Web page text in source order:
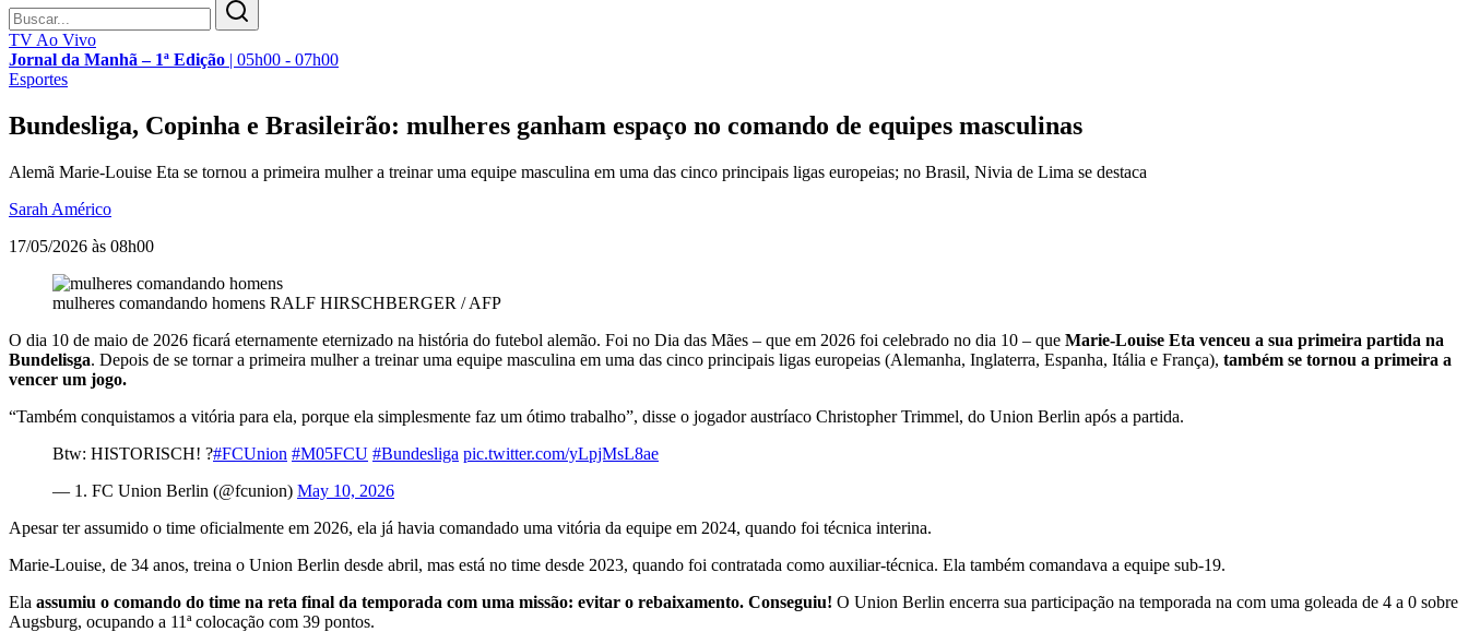
TV Ao Vivo
Jornal da Manhã – 1ª Edição | 05h00 - 07h00
Esportes
Bundesliga, Copinha e Brasileirão: mulheres ganham espaço no comando de equipes masculinas
Alemã Marie-Louise Eta se tornou a primeira mulher a treinar uma equipe masculina em uma das cinco principais ligas europeias; no Brasil, Nivia de Lima se destaca
Sarah Américo
17/05/2026 às 08h00
mulheres comandando homens RALF HIRSCHBERGER / AFP
O dia 10 de maio de 2026 ficará eternamente eternizado na história do futebol alemão. Foi no Dia das Mães – que em 2026 foi celebrado no dia 10 – que Marie-Louise Eta venceu a sua primeira partida na
Bundelisga. Depois de se tornar a primeira mulher a treinar uma equipe masculina em uma das cinco principais ligas europeias (Alemanha, Inglaterra, Espanha, Itália e França), também se tornou a primeira a
vencer um jogo.
“Também conquistamos a vitória para ela, porque ela simplesmente faz um ótimo trabalho”, disse o jogador austríaco Christopher Trimmel, do Union Berlin após a partida.
Btw: HISTORISCH! ?#FCUnion #M05FCU #Bundesliga pic.twitter.com/yLpjMsL8ae
— 1. FC Union Berlin (@fcunion) May 10, 2026
Apesar ter assumido o time oficialmente em 2026, ela já havia comandado uma vitória da equipe em 2024, quando foi técnica interina.
Marie-Louise, de 34 anos, treina o Union Berlin desde abril, mas está no time desde 2023, quando foi contratada como auxiliar-técnica. Ela também comandava a equipe sub-19.
Ela assumiu o comando do time na reta final da temporada com uma missão: evitar o rebaixamento. Conseguiu! O Union Berlin encerra sua participação na temporada na com uma goleada de 4 a 0 sobre
Augsburg, ocupando a 11ª colocação com 39 pontos.